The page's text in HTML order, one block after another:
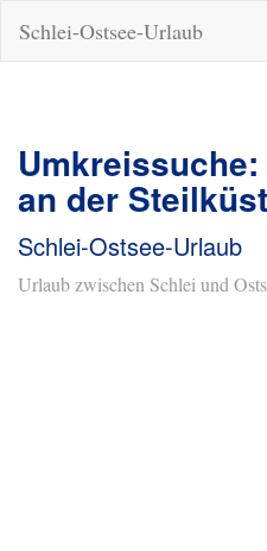
Schlei-Ostsee-Urlaub
an der
Schlei-Ostsee-Urlaub
Urlaub zwischen Schlei und